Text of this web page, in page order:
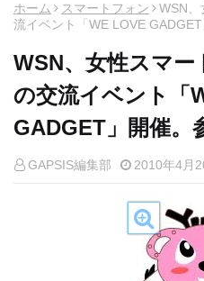
ホーム スマートフォン
WSN、
流イベント「WE LOVE
WSN、女性スマ
の交流イベント「
GADGET」開催。
GAPSIS編集部 2010年4月